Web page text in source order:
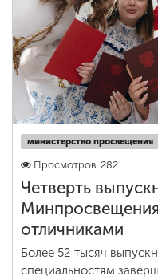
министерство просвещения
Просмотров: 282
Четверть
отличниками
Более 52 тысяч
специальностям